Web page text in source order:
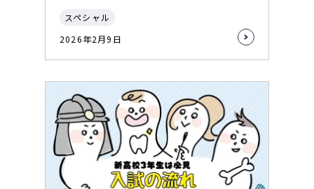
スペシャル
2026年2月9日